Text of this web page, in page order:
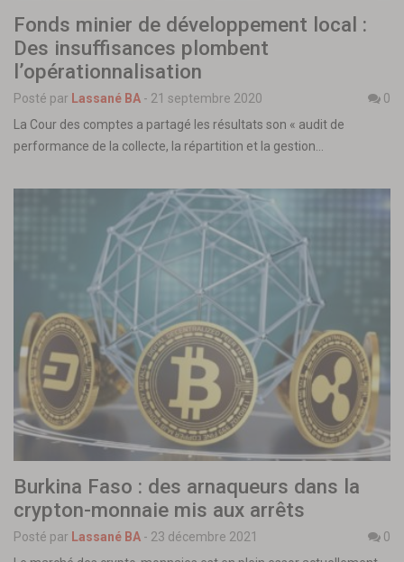
Fonds minier de développement local :
Des insuffisances plombent
l’opérationnalisation
Posté par Lassané BA - 21 septembre 2020
0
La Cour des comptes a partagé les résultats son « audit de
performance de la collecte, la répartition et la gestion…
Burkina Faso : des arnaqueurs dans la
crypton-monnaie mis aux arrêts
Posté par Lassané BA - 23 décembre 2021
0